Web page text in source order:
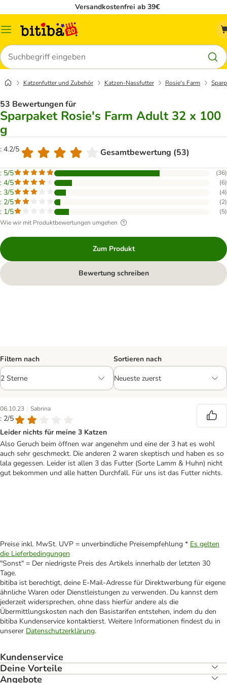
Versandkostenfrei ab 39€
Menü
Suchen
Katzenfutter und Zubehör Katzen-Nassfutter Rosie's Farm
53 Bewertungen für
Sparpaket Rosie's Farm Adult 32 x 100
g
: 4.2/5 Gesamtbewertung (53)
: 5/5 (36)
: 4/5 (6)
: 3/5 (4)
: 2/5 (2)
: 1/5 (5)
Wie wir mit Produktbewertungen umgehen
Zum Produkt
Bewertung schreiben
Filtern nach Sortieren nach
06.10.23 | Sabrina
: 2/5
Leider nichts für meine 3 Katzen
Also Geruch beim öffnen war angenehm und eine der 3 hat es wohl
auch sehr geschmeckt. Die anderen 2 waren skeptisch und haben es so
lala gegessen. Leider ist allen 3 das Futter (Sorte Lamm & Huhn) nicht
gut bekommen und alle hatten Durchfall. Für uns ist das Futter nichts.
Preise inkl. MwSt. UVP = unverbindliche Preisempfehlung * Es gelten
die Lieferbedingungen
"Sonst" = Der niedrigste Preis des Artikels innerhalb der letzten 30
Tage.
bitiba ist berechtigt, deine E-Mail-Adresse für Direktwerbung für eigene
ähnliche Waren oder Dienstleistungen zu verwenden. Du kannst dem
jederzeit widersprechen, ohne dass hierfür andere als die
Übermittlungskosten nach den Basistarifen entstehen, indem du den
bitiba Kundenservice kontaktierst. Weitere Informationen findest du in
unserer Datenschutzerklärung.
Kundenservice
Deine Vorteile
Angebote